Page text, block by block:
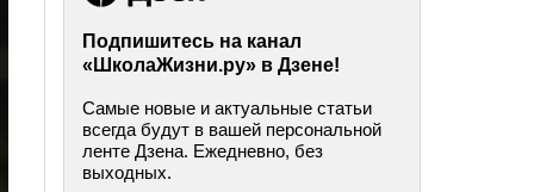
Подпишитесь на канал
«ШколаЖизни.ру» в Дзене!
Самые новые и актуальные статьи
всегда будут в вашей персональной
ленте Дзена. Ежедневно, без
выходных.